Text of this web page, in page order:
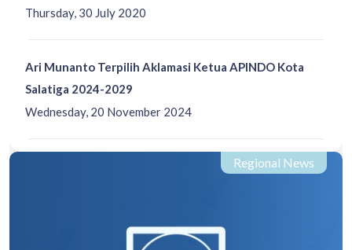
Thursday, 30 July 2020
Wednesday, 20 November 2024
Ari Munanto Terpilih Aklamasi Ketua APINDO Kota
Salatiga 2024-2029
Regional News